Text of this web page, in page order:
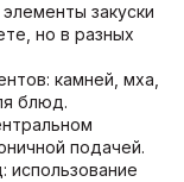
закуски
но в разных
камней, мха,
блюд.
подачей.